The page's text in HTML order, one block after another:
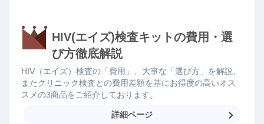
HIV(エイズ)検査キットの費用・選
び方徹底解説
HIV（エイズ）検査の「費用」、大事な「選び方」を解説、
またクリニック検査との費用差額を基にお得度の高いオス
スメの3商品をご紹介しております。
詳細ページ